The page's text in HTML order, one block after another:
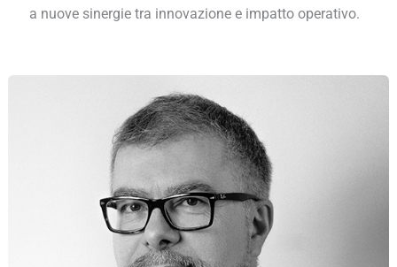
a nuove sinergie tra innovazione e impatto operativo.